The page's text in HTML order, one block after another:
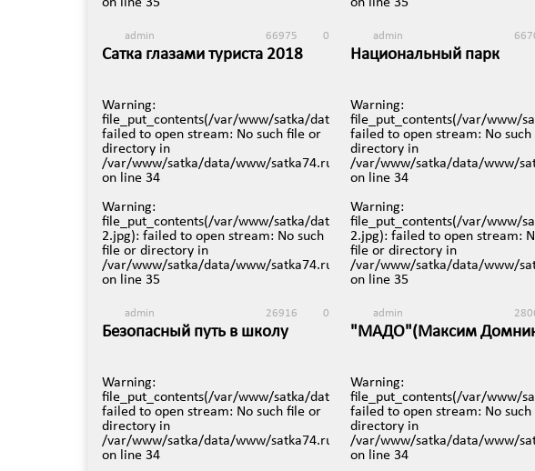
admin 66975 0
Сатка глазами туриста 2018
admin
Национальный парк
(Russia, The Ural
22 августа в 9:43
Warning:
file_put_contents(/var/www/satka/data/www/satka74.ru/images/video/
failed to open stream: No such file or
directory in
/var/www/satka/data/www/satka74.ru/protected/views/mobreporter/
on line 34
Warning:
file_put_contents(/var/www/satka/data/www/satka74.ru/images/video/
2.jpg): failed to open stream: No such
file or directory in
/var/www/satka/data/www/satka74.ru/protected/views/mobreporter/
on line 35
admin 26916 0
Безопасный путь в школу
Warning:
file_put_contents(/var/www/
failed to open stream: No
directory in
/var/www/satka/data/www/
on line 34
Warning:
file_put_contents(/var/www/
2.jpg): failed to open stream:
file or directory in
/var/www/satka/data/www/
on line 35
admin
"МАДО"(Максим
Warning:
file_put_contents(/var/www/satka/data/www/satka74.ru/images/video/
failed to open stream: No such file or
directory in
/var/www/satka/data/www/satka74.ru/protected/views/mobreporter/
on line 34
Warning:
file_put_contents(/var/www/
failed to open stream: No
directory in
/var/www/satka/data/www/
on line 34